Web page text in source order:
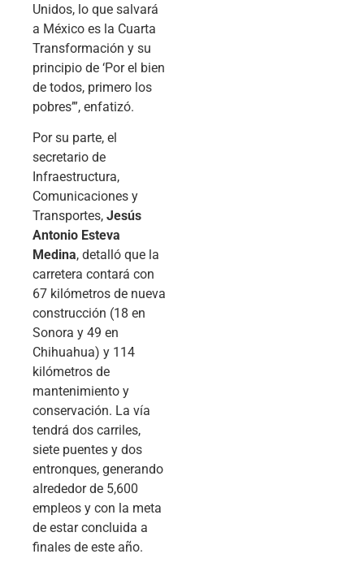
Unidos, lo que salvará
a México es la Cuarta
Transformación y su
principio de ‘Por el bien
de todos, primero los
pobres’”, enfatizó.
Por su parte, el
secretario de
Infraestructura,
Comunicaciones y
Transportes, Jesús
Antonio Esteva
Medina, detalló que la
carretera contará con
67 kilómetros de nueva
construcción (18 en
Sonora y 49 en
Chihuahua) y 114
kilómetros de
mantenimiento y
conservación. La vía
tendrá dos carriles,
siete puentes y dos
entronques, generando
alrededor de 5,600
empleos y con la meta
de estar concluida a
finales de este año.